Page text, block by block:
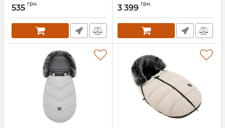
BabyOno
Артикул:796/01
535 грн. 3 399 грн.